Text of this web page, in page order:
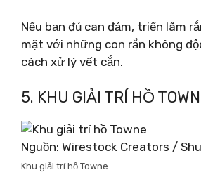
Nếu bạn đủ can đảm, triển lãm
mặt với những con rắn không
cách xử lý vết cắn.
5. KHU GIẢI TRÍ HỒ
Nguồn: Wirestock Creators /
Khu giải trí hồ Towne